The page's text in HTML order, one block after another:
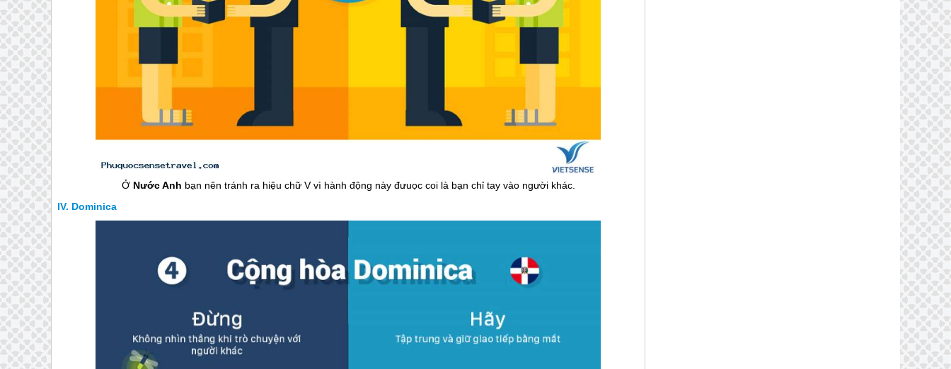
Ở Nước Anh bạn nên tránh ra hiệu chữ V vì hành động này đưuọc coi là bạn chỉ tay vào người khác.
Dominica